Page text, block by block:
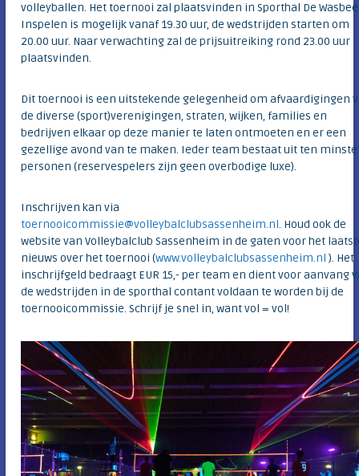
r
e
e
volleyballen. Het toernooi zal plaatsvinden in Sporthal De
Inspelen is mogelijk vanaf 19.30 uur, de wedstrijden starten om
20.00 uur. Naar verwachting zal de prijsuitreiking rond 23.00 uur
plaatsvinden.
Dit toernooi is een uitstekende gelegenheid om afvaardigingen
de diverse (sport)verenigingen, straten, wijken, families en
bedrijven elkaar op deze manier te laten ontmoeten en er een
gezellige avond van te maken. Ieder team bestaat uit ten minste
personen (reservespelers zijn geen overbodige luxe).
Inschrijven kan via
toernooicommissie@volleybalclubsassenheim.nl. Houd ook de
website van Volleybalclub Sassenheim in de gaten voor het
nieuws over het toernooi (www.volleybalclubsassenheim.nl ). Het
inschrijfgeld bedraagt EUR 15,- per team en dient voor aanvang
de wedstrijden in de sporthal contant voldaan te worden bij de
toernooicommissie. Schrijf je snel in, want vol = vol!